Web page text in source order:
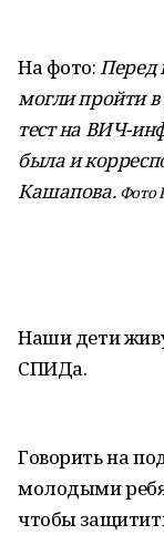
На фото:Перед
могли пройти в
тест на ВИЧ-
была и
Кашапова. Фото
Наши дети
СПИДа.
Говорить на
молодыми
чтобы